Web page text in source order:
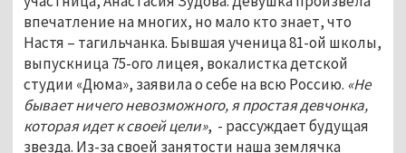
впечатление на многих, но мало кто знает, что
Настя – тагильчанка. Бывшая ученица 81-ой школы,
выпускница 75-ого лицея, вокалистка детской
студии «Дюма», заявила о себе на всю Россию. «Не
бывает ничего невозможного, я простая девчонка,
которая идет к своей цели», - рассуждает будущая
звезда. Из-за своей занятости наша землячка